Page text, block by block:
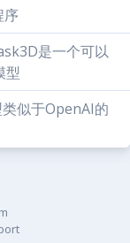
序
是一个可以
型
似于OpenAI的